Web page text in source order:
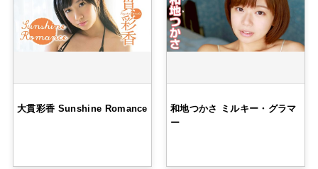
大貫彩香 Sunshine Romance
和地つかさ ミルキー・グラマ
ー